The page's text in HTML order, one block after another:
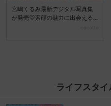
宮嶋くるみ最新デジタル写真集
が発売♡素顔の魅力に出会える
ライフスタ